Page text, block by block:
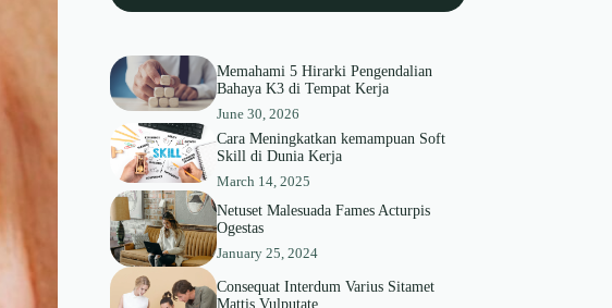
Memahami 5 Hirarki Pengendalian
Bahaya K3 di Tempat Kerja
June 30, 2026
Cara Meningkatkan kemampuan Soft
Skill di Dunia Kerja
March 14, 2025
Netuset Malesuada Fames Acturpis
Ogestas
January 25, 2024
Consequat Interdum Varius Sitamet
Mattis Vulputate